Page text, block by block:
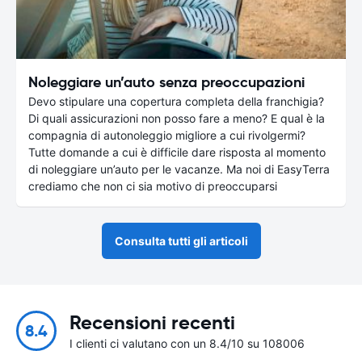
Noleggiare un’auto senza preoccupazioni
Devo stipulare una copertura completa della franchigia?
Di quali assicurazioni non posso fare a meno? E qual è la
compagnia di autonoleggio migliore a cui rivolgermi?
Tutte domande a cui è difficile dare risposta al momento
di noleggiare un’auto per le vacanze. Ma noi di EasyTerra
crediamo che non ci sia motivo di preoccuparsi
Consulta tutti gli articoli
8.4 Recensioni recenti
I clienti ci valutano con un 8.4/10 su 108006